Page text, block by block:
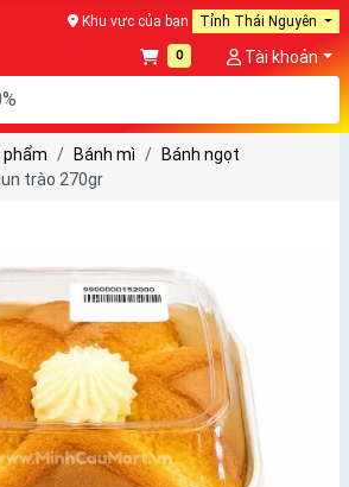
Khu vực của bạn Tỉnh Thái Nguyên
0 Tài khoản
phẩm Bánh mì
Bánh ngọt
trào 270gr